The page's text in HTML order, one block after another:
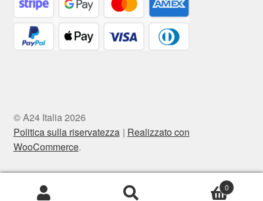
© A24 Italia 2026
Politica sulla riservatezza
Realizzato con
WooCommerce.
0